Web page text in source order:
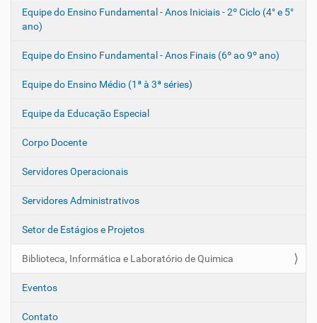
Equipe do Ensino Fundamental - Anos Iniciais - 2º Ciclo (4° e 5°
ano)
Equipe do Ensino Fundamental - Anos Finais (6º ao 9º ano)
Equipe do Ensino Médio (1ª à 3ª séries)
Equipe da Educação Especial
Corpo Docente
Servidores Operacionais
Servidores Administrativos
Setor de Estágios e Projetos
Biblioteca, Informática e Laboratório de Quimica
Eventos
Contato